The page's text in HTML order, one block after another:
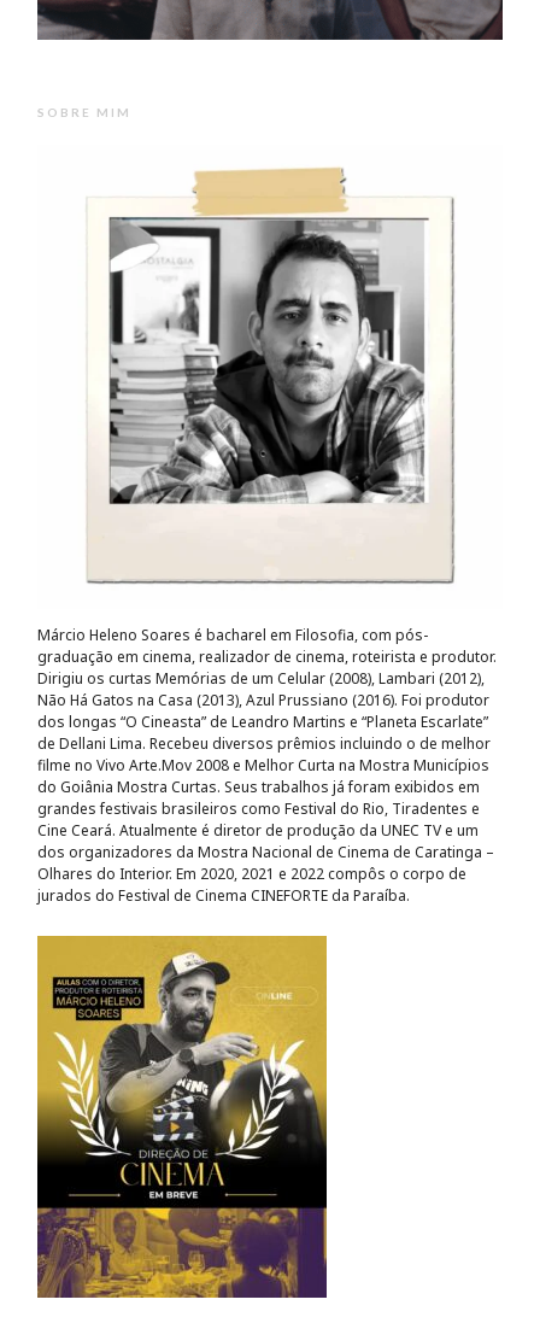
SOBRE MIM
Márcio Heleno Soares é bacharel em Filosofia, com pós-
graduação em cinema, realizador de cinema, roteirista e produtor.
Dirigiu os curtas Memórias de um Celular (2008), Lambari (2012),
Não Há Gatos na Casa (2013), Azul Prussiano (2016). Foi produtor
dos longas “O Cineasta” de Leandro Martins e “Planeta Escarlate”
de Dellani Lima. Recebeu diversos prêmios incluindo o de melhor
filme no Vivo Arte.Mov 2008 e Melhor Curta na Mostra Municípios
do Goiânia Mostra Curtas. Seus trabalhos já foram exibidos em
grandes festivais brasileiros como Festival do Rio, Tiradentes e
Cine Ceará. Atualmente é diretor de produção da UNEC TV e um
dos organizadores da Mostra Nacional de Cinema de Caratinga –
Olhares do Interior. Em 2020, 2021 e 2022 compôs o corpo de
jurados do Festival de Cinema CINEFORTE da Paraíba.